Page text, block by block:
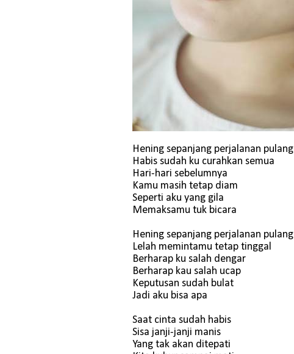
Hening sepanjang perjalanan pulang
Habis sudah ku curahkan semua
Hari-hari sebelumnya
Kamu masih tetap diam
Seperti aku yang gila
Memaksamu tuk bicara
Hening sepanjang perjalanan pulang
Lelah memintamu tetap tinggal
Berharap ku salah dengar
Berharap kau salah ucap
Keputusan sudah bulat
Jadi aku bisa apa
Saat cinta sudah habis
Sisa janji-janji manis
Yang tak akan ditepati